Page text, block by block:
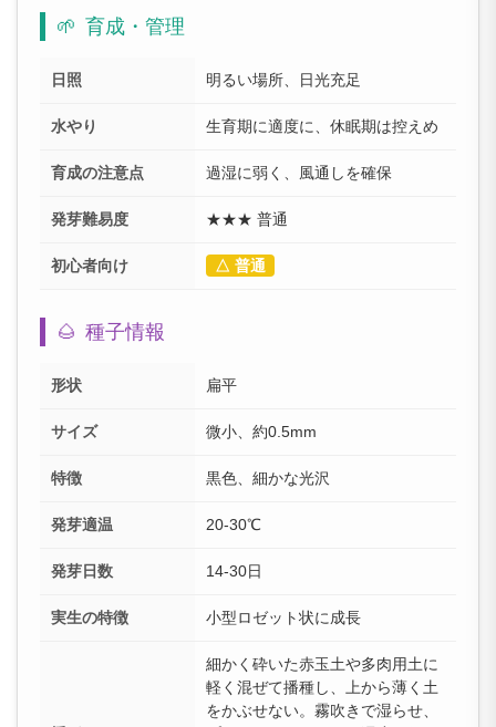
🌱 育成・管理
日照 明るい場所、日光充足
水やり 生育期に適度に、休眠期は控えめ
育成の注意点 過湿に弱く、風通しを確保
発芽難易度 ★★★ 普通
初心者向け △ 普通
🌰 種子情報
形状 扁平
サイズ 微小、約0.5mm
特徴 黒色、細かな光沢
発芽適温 20-30℃
発芽日数 14-30日
実生の特徴 小型ロゼット状に成長
細かく砕いた赤玉土や多肉用土に
軽く混ぜて播種し、上から薄く土
をかぶせない。霧吹きで湿らせ、